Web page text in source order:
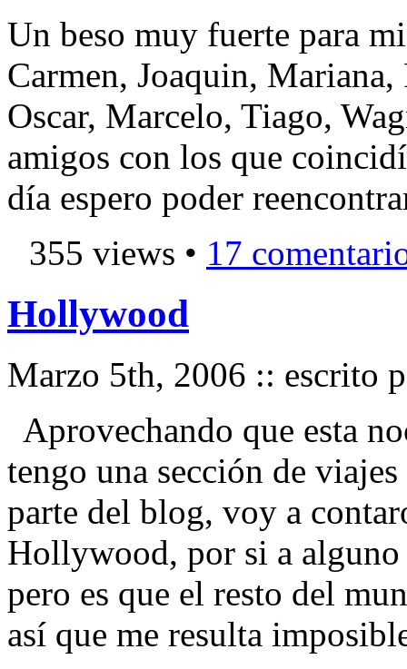
Un beso muy fuerte para
Carmen, Joaquin,
Oscar, Marcelo, Tiago,
amigos con los que
día espero poder
355 views • 17
Hollywood
Marzo 5th, 2006 :: escrito
Aprovechando que esta
tengo una sección de
parte del blog, voy a
Hollywood, por si a
pero es que el resto del
así que me resulta